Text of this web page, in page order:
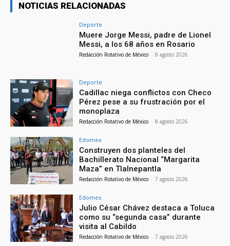
NOTICIAS RELACIONADAS
Deporte
Muere Jorge Messi, padre de Lionel
Messi, a los 68 años en Rosario
Redacción Rotativo de México - 8 agosto 2026
Deporte
Cadillac niega conflictos con Checo
Pérez pese a su frustración por el
monoplaza
Redacción Rotativo de México - 8 agosto 2026
Edomex
Construyen dos planteles del
Bachillerato Nacional “Margarita
Maza” en Tlalnepantla
Redacción Rotativo de México - 7 agosto 2026
Edomex
Julio César Chávez destaca a Toluca
como su “segunda casa” durante
visita al Cabildo
Redacción Rotativo de México - 7 agosto 2026